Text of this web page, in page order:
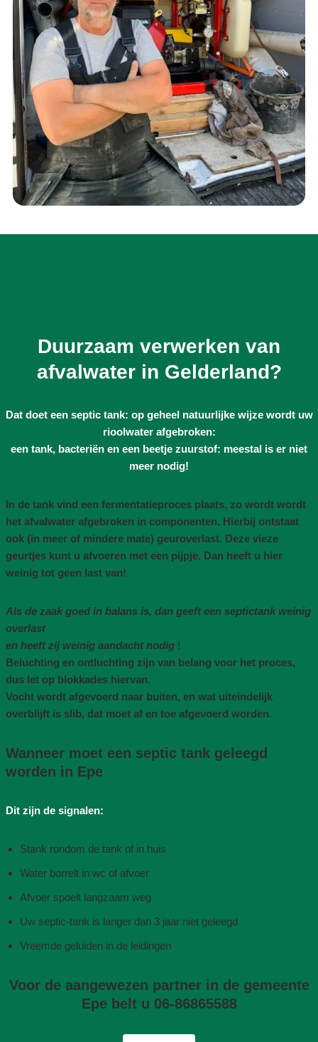
Duurzaam verwerken van
afvalwater in Gelderland?
Dat doet een septic tank: op geheel natuurlijke wijze wordt uw
rioolwater afgebroken:
een tank, bacteriën en een beetje zuurstof: meestal is er niet
meer nodig!
In de tank vind een fermentatieproces plaats, zo wordt wordt
het afvalwater afgebroken in componenten. Hierbij ontstaat
ook (in meer of mindere mate) geuroverlast. Deze vieze
geurtjes kunt u afvoeren met een pijpje. Dan heeft u hier
weinig tot geen last van!
Als de zaak goed in balans is, dan geeft een septictank weinig
overlast
en heeft zij weinig aandacht nodig !
Beluchting en ontluchting zijn van belang voor het proces,
dus let op blokkades hiervan.
Vocht wordt afgevoerd naar buiten, en wat uiteindelijk
overblijft is slib, dat moet af en toe afgevoerd worden.
Wanneer moet een septic tank geleegd
worden in Epe
Dit zijn de signalen:
Stank rondom de tank of in huis
Water borrelt in wc of afvoer
Afvoer spoelt langzaam weg
Uw septic-tank is langer dan 3 jaar niet geleegd
Vreemde geluiden in de leidingen
Voor de aangewezen partner in de gemeente
Epe belt u 06-86865588